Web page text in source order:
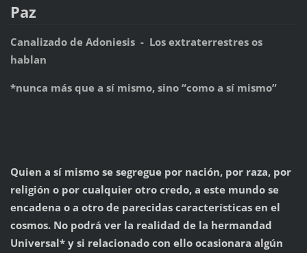
Paz
Canalizado de Adoniesis - Los extraterrestres os
hablan
*nunca más que a sí mismo, sino “como a sí mismo”
Quien a sí mismo se segregue por nación, por raza, por
religión o por cualquier otro credo, a este mundo se
encadena o a otro de parecidas características en el
cosmos. No podrá ver la realidad de la hermandad
Universal* y si relacionado con ello ocasionara algún